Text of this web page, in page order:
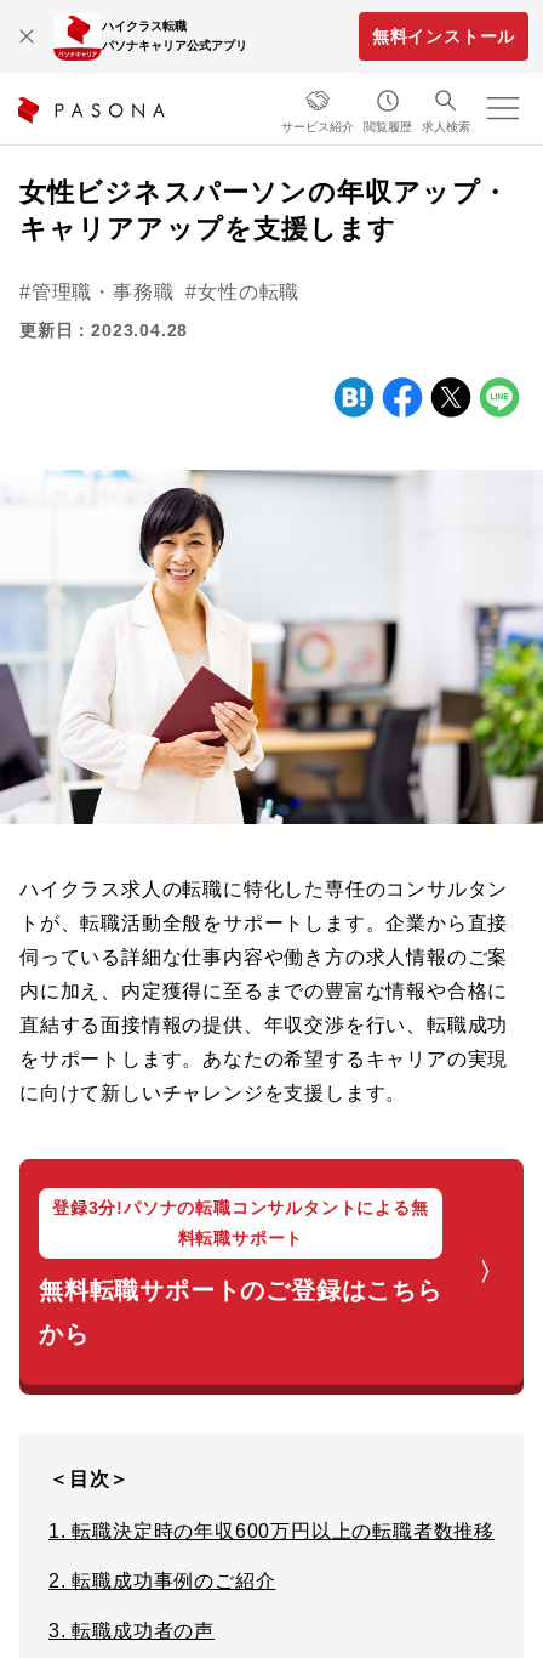
ハイクラス転職
パソナキャリア公式アプリ
無料インストール
サービス紹介 閲覧履歴 求人検索
女性ビジネスパーソンの年収アップ・
キャリアアップを支援します
管理職・事務職 女性の転職
更新日：2023.04.28
ハイクラス求人の転職に特化した専任のコンサルタン
トが、転職活動全般をサポートします。企業から直接
伺っている詳細な仕事内容や働き方の求人情報のご案
内に加え、内定獲得に至るまでの豊富な情報や合格に
直結する面接情報の提供、年収交渉を行い、転職成功
をサポートします。あなたの希望するキャリアの実現
に向けて新しいチャレンジを支援します。
登録3分!パソナの転職コンサルタントによる無
料転職サポート
無料転職サポートのご登録はこちら
から
＜目次＞
1.転職決定時の年収600万円以上の転職者数推移
2.転職成功事例のご紹介
3.転職成功者の声